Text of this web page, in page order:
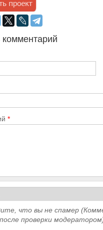
комментарий
*
что вы не спамер
проверки